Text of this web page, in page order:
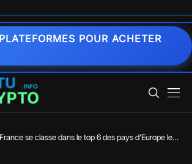
POUR ACHETER
se classe dans le top 6 des pays d’Europe les